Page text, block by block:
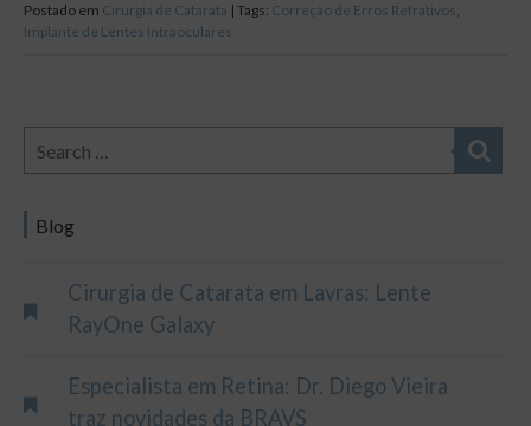
Blog
Cirurgia de Catarata em Lavras: Lente
RayOne Galaxy
Especialista em Retina: Dr. Diego Vieira
traz novidades da BRAVS
Postado em Cirurgia de Catarata | Tags: Correção de Erros Refrativos,
Implante de Lentes Intraoculares